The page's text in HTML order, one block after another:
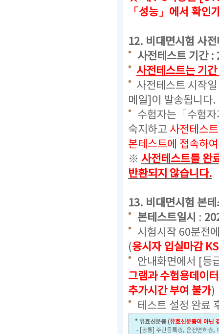
「성능」에서 확인
12. 비대면시험 사
사전테스트 기간
사전테스트는 기
사전테스트 시작
메일]이 발송됩니다.
수험자는「수험
숙지하고 사전테스
본테스트에 접속하
※ 사전테스트를 완
반환되지 않습니다.
13. 비대면시험 본
본테스트일시 :
시험시작 60분전
(응시자 입실마감
안내화면에서 [등
그램과 수험용데이
추가시간 부여 불가)
테스트 설정 완료
* 유효신분증 (유효신분증이 아닌
- [공통] 주민등록증, 운전면허증,